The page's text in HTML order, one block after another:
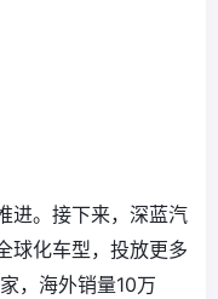
进。接下来，深蓝汽
球化车型，投放更多
，海外销量10万